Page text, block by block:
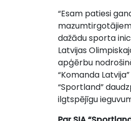
“Esam patiesi
dažādu sporta
Latvijas
apģērbu
“Komanda
“Sportland”
ilgtspējīgu